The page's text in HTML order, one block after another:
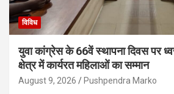
विविध
युवा कांग्रेस के 66वें स्थापना दिवस पर
क्षेत्र में कार्यरत महिलाओं का सम्मान
August 9, 2026 Pushpendra Marko